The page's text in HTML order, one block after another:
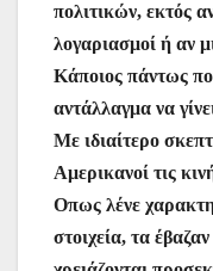
πολιτικών, εκτός
λογαριασμοί ή αν
Κάποιος πάντως
αντάλλαγμα να
Με ιδιαίτερο
Αμερικανοί τις
Οπως λένε
στοιχεία, τα